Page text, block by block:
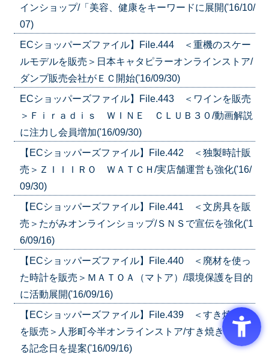
インショップ/「美容、健康をキーワードに展開('16/10/
07)
ECショッパーズファイル】File.444 ＜重機のスケー
ルモデルを販売＞日本キャタピラーオンラインストア/
ダンプ販売会社がＥＣ開始('16/09/30)
ECショッパーズファイル】File.443 ＜ワインを販売
＞Ｆｉｒａｄｉｓ ＷＩＮＥ ＣＬＵＢ３０/動画解説
に注力し会員増加('16/09/30)
【ECショッパーズファイル】File.442 ＜独製時計販
売＞ＺＩＩＩＲＯ ＷＡＴＣＨ/実店舗運営も強化('16/
09/30)
【ECショッパーズファイル】File.441 ＜文房具を販
売＞たがみオンラインショップ/ＳＮＳで宣伝を強化('1
6/09/16)
【ECショッパーズファイル】File.440 ＜廃材を使っ
た時計を販売＞ＭＡＴＯＡ（マトア）/環境保護を目的
に活動展開('16/09/16)
【ECショッパーズファイル】File.439 ＜すき焼き肉
を販売＞人形町今半オンラインストア/すき焼きを食べ
る記念日を提案('16/09/16)